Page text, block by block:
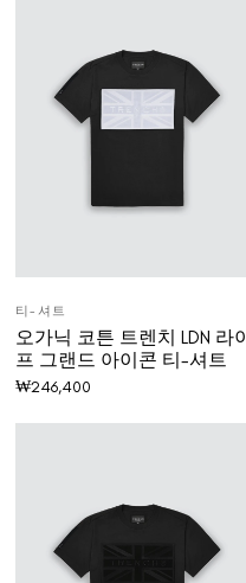
티-셔트
오가닉 코튼 트렌치 LDN 라이
프 그랜드 아이콘 티-셔트
₩246,400